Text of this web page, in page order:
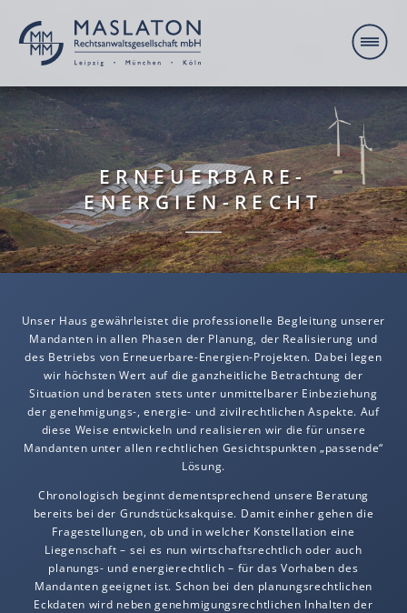
ERNEUERBARE-
ENERGIEN-RECHT
Unser Haus gewährleistet die professionelle Begleitung unserer
Mandanten in allen Phasen der Planung, der Realisierung und
des Betriebs von Erneuerbare-Energien-Projekten. Dabei legen
wir höchsten Wert auf die ganzheitliche Betrachtung der
Situation und beraten stets unter unmittelbarer Einbeziehung
der genehmigungs-, energie- und zivilrechtlichen Aspekte. Auf
diese Weise entwickeln und realisieren wir die für unsere
Mandanten unter allen rechtlichen Gesichtspunkten „passende“
Lösung.
Chronologisch beginnt dementsprechend unsere Beratung
bereits bei der Grundstücksakquise. Damit einher gehen die
Fragestellungen, ob und in welcher Konstellation eine
Liegenschaft – sei es nun wirtschaftsrechtlich oder auch
planungs- und energierechtlich – für das Vorhaben des
Mandanten geeignet ist. Schon bei den planungsrechtlichen
Eckdaten wird neben genehmigungsrechtlichen Inhalten der